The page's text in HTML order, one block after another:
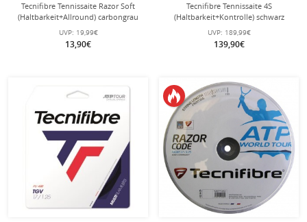
Tecnifibre Tennissaite Razor Soft
(Haltbarkeit+Allround) carbongrau
12m Set
UVP: 19,99€
13,90€
Tecnifibre Tennissaite 4S
(Haltbarkeit+Kontrolle) schwarz
200m Rolle
UVP: 189,99€
139,90€